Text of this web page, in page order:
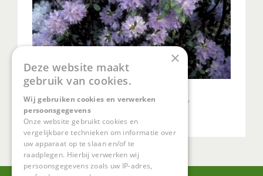
Rhododendron 'Blue Diamond'
×
Deze website maakt
gebruik van cookies.
Wij gebruiken cookies en verwerken
persoonsgegevens
Onze website gebruikt cookies en
vergelijkbare technieken om informatie over
uw apparaat op te slaan en/of te
raadplegen. Hierbij verwerken wij
persoonsgegevens zoals uw IP-adres,